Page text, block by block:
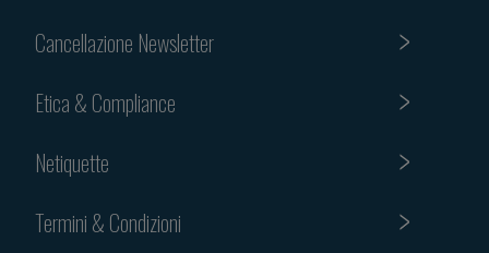
Cancellazione Newsletter
Etica & Compliance
Netiquette
Termini & Condizioni